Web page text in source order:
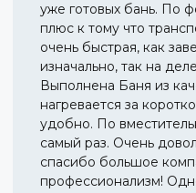
уже готовых бань. По
плюс к тому что
очень быстрая, как
изначально, так на
Выполнена Баня из
нагревается за
удобно. По
самый раз. Очень
спасибо большое
профессионализм!